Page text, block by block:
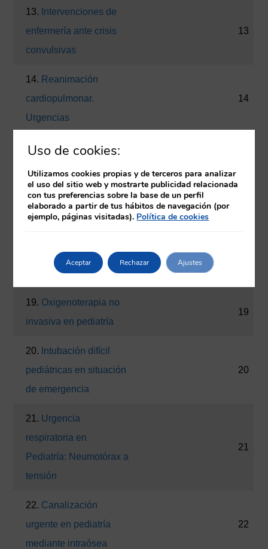
13. Intervenciones de
enfermería ante crisis
convulsivas
13
14. Reanimación
cardiopulmonar.
Urgencias
14
15.Intoxicaciones
16.Cuidados de
enfermería en el manejo
del shock
Cardioversión
19. Oxigenoterapia no
invasiva en pediatría
19
20. Intubación difícil
pediátricas en situación
de emergencia
20
21. Urgencia
respiratoria en
Pediatría: Neumotórax a
tensión
21
22. Canalización
urgente en pediatría
mediante intraósea
22
Uso de cookies:
Utilizamos cookies propias y de terceros para analizar
el uso del sitio web y mostrarte publicidad relacionada
con tus preferencias sobre la base de un perfil
elaborado a partir de tus hábitos de navegación (por
ejemplo, páginas visitadas). Política de cookies
Aceptar Rechazar Ajustes